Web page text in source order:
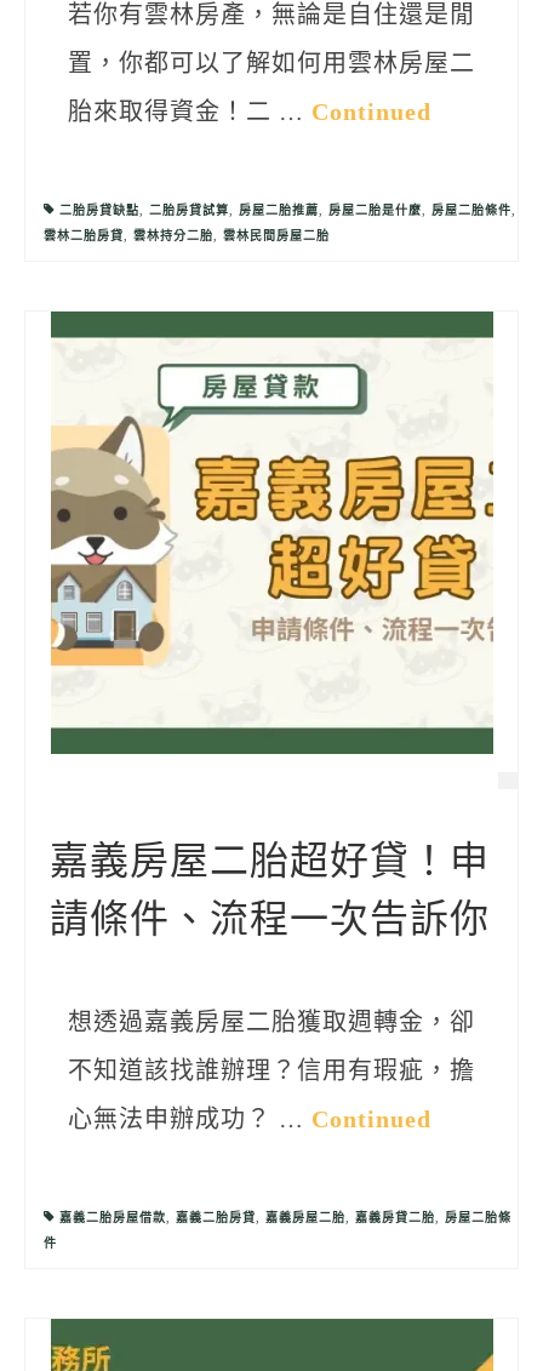
若你有雲林房產，無論是自住還是閒
置，你都可以了解如何用雲林房屋二
胎來取得資金！二 … Continued
二胎房貸缺點, 二胎房貸試算, 房屋二胎推薦, 房屋二胎是什麼, 房屋二胎條件,
雲林二胎房貸, 雲林持分二胎, 雲林民間房屋二胎
嘉義房屋二胎超好貸！申
請條件、流程一次告訴你
想透過嘉義房屋二胎獲取週轉金，卻
不知道該找誰辦理？信用有瑕疵，擔
心無法申辦成功？ … Continued
嘉義二胎房屋借款, 嘉義二胎房貸, 嘉義房屋二胎, 嘉義房貸二胎, 房屋二胎條
件